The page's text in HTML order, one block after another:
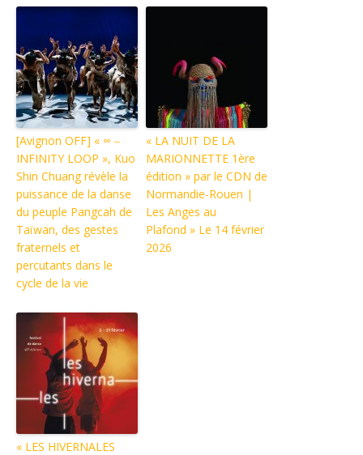
[Avignon OFF] « ∞ ‒
INFINITY LOOP », Kuo
Shin Chuang révèle la
puissance de la danse
du peuple Pangcah de
Taïwan, des gestes
fraternels et
percutants dans le
cycle de la vie
« LA NUIT DE LA
MARIONNETTE 1ère
édition » par le CDN de
Normandie-Rouen |
Les Anges au
Plafond » Le 14 février
2026
« LES HIVERNALES